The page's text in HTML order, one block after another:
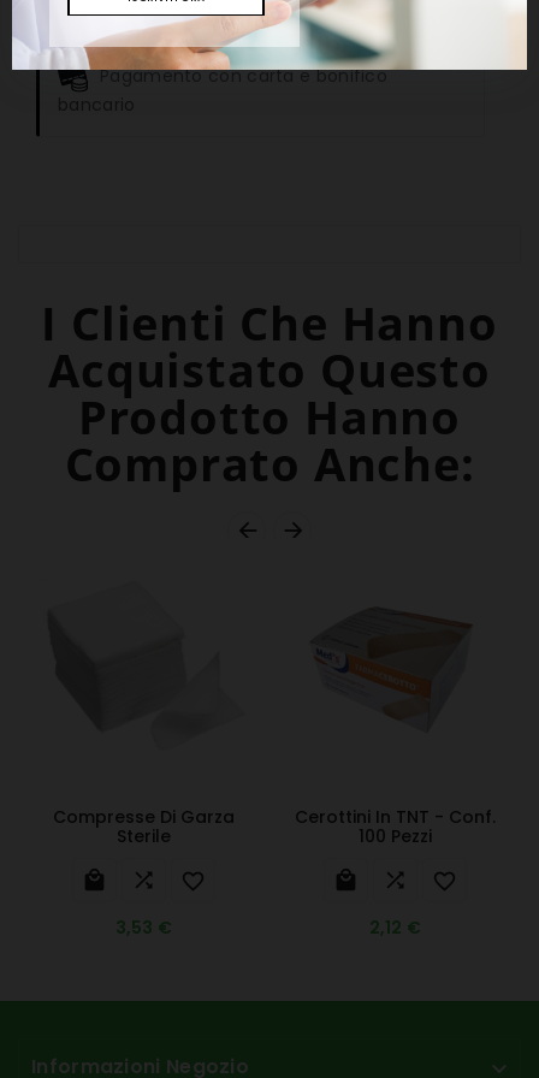
o chiamare al numero +39 011.9676496
Pagamento con carta e bonifico
bancario
I Clienti Che Hanno
Acquistato Questo
Prodotto Hanno
Comprato Anche:
 
Compresse Di Garza
Sterile
  
3,53 €
Cerottini In TNT - Conf.
100 Pezzi
  
2,12 €
Informazioni Negozio 